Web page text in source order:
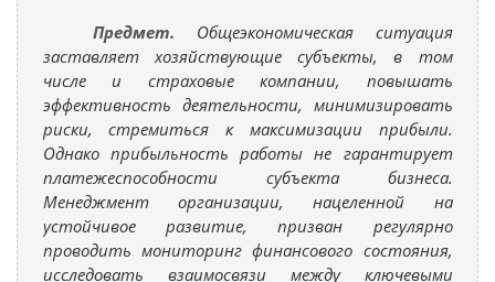
Предмет. Общеэкономическая ситуация
заставляет хозяйствующие субъекты, в том
числе и страховые компании, повышать
эффективность деятельности, минимизировать
риски, стремиться к максимизации прибыли.
Однако прибыльность работы не гарантирует
платежеспособности субъекта бизнеса.
Менеджмент организации, нацеленной на
устойчивое развитие, призван регулярно
проводить мониторинг финансового состояния,
исследовать взаимосвязи между ключевыми